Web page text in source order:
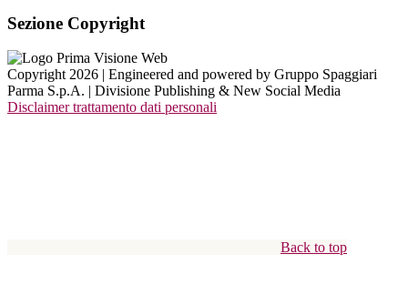
Sezione Copyright
Copyright 2026 | Engineered and powered by Gruppo Spaggiari
Parma S.p.A. | Divisione Publishing & New Social Media
Disclaimer trattamento dati personali
Back to top